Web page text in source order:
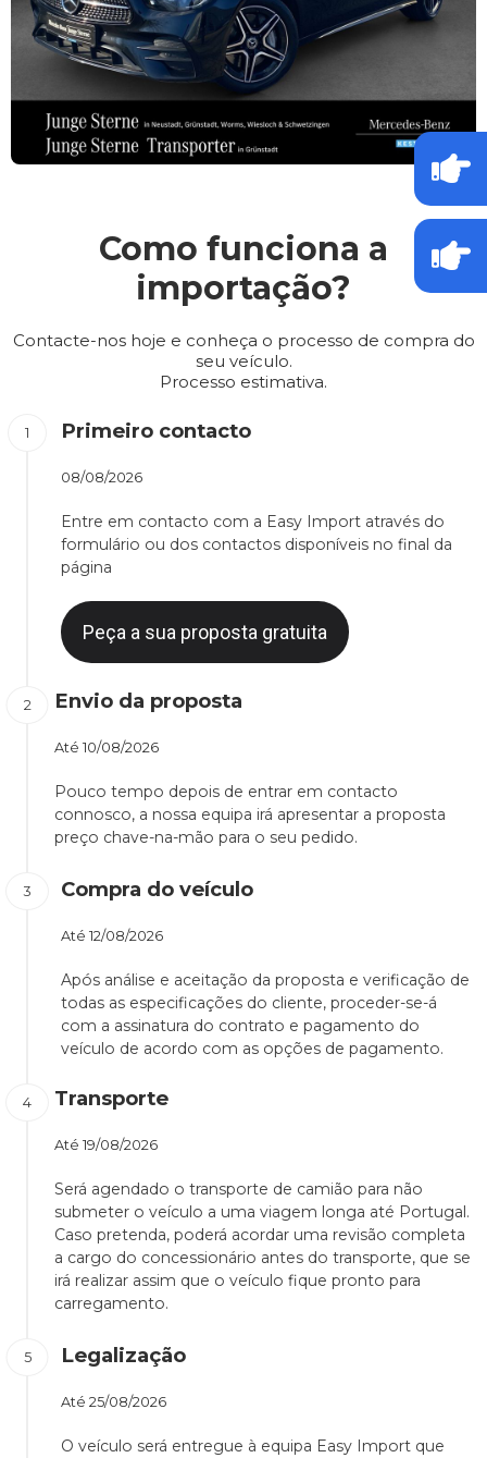
Como funciona a
importação?
Contacte-nos hoje e conheça o processo de compra do
seu veículo.
Processo estimativa.
Primeiro contacto
08/08/2026
Entre em contacto com a Easy Import através do
formulário ou dos contactos disponíveis no final da
página
Peça a sua proposta gratuita
Envio da proposta
Até 10/08/2026
Pouco tempo depois de entrar em contacto
connosco, a nossa equipa irá apresentar a proposta
preço chave-na-mão para o seu pedido.
Compra do veículo
Até 12/08/2026
Após análise e aceitação da proposta e verificação de
todas as especificações do cliente, proceder-se-á
com a assinatura do contrato e pagamento do
veículo de acordo com as opções de pagamento.
Transporte
Até 19/08/2026
Será agendado o transporte de camião para não
submeter o veículo a uma viagem longa até Portugal.
Caso pretenda, poderá acordar uma revisão completa
a cargo do concessionário antes do transporte, que se
irá realizar assim que o veículo fique pronto para
carregamento.
Legalização
Até 25/08/2026
O veículo será entregue à equipa Easy Import que